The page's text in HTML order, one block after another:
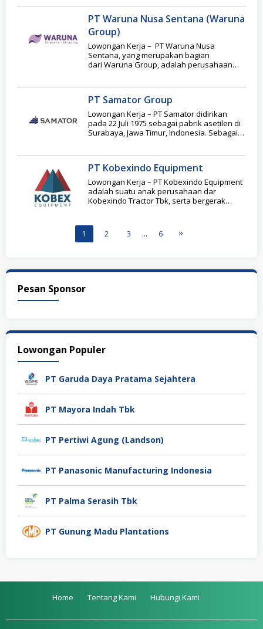
PT Waruna Nusa Sentana (Waruna
Group)
Lowongan Kerja – PT Waruna Nusa
Sentana, yang merupakan bagian
dari Waruna Group, adalah perusahaan
PT Samator Group
Lowongan Kerja – PT Samator didirikan
pada 22 Juli 1975 sebagai pabrik asetilen di
Surabaya, Jawa Timur, Indonesia. Sebagai
PT Kobexindo Equipment
Lowongan Kerja – PT Kobexindo Equipment
adalah suatu anak perusahaan dar
Kobexindo Tractor Tbk, serta bergerak
1 2 3 … 6
Pesan Sponsor
Lowongan Populer
PT Garuda Daya Pratama Sejahtera
PT Mayora Indah Tbk
PT Pertiwi Agung (Landson)
PT Panasonic Manufacturing Indonesia
PT Palma Serasih Tbk
PT Gunung Madu Plantations
Home Tentang Kami Hubungi Kami